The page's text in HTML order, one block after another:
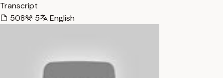
Transcript
508
5 English